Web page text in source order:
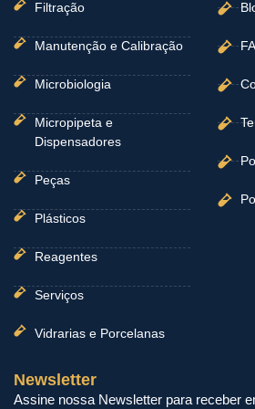
Filtração
Manutenção e Calibração
Microbiologia
Micropipeta e
Dispensadores
Peças
Plásticos
Reagentes
Serviços
Vidrarias e Porcelanas
Newsletter
Assine nossa Newsletter para receber